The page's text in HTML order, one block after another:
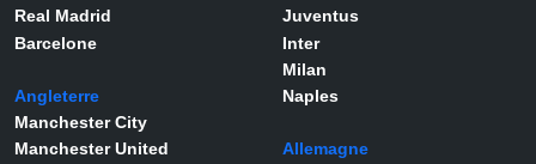
Real Madrid
Barcelone
Angleterre
Manchester City
Manchester United
Juventus
Inter
Milan
Naples
Allemagne